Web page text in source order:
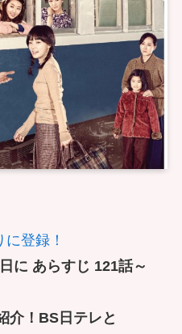
登録！
に あらすじ 121話～
介！BS日テレと